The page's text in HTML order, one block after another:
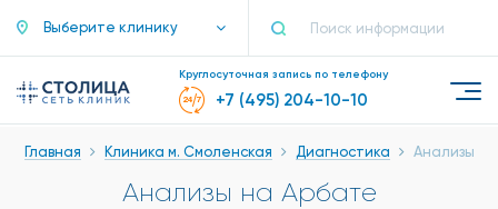
Выберите клинику
Круглосуточная запись по телефону
+7 (495) 204-10-10
Главная Клиника м. Смоленская Диагностика Анализы
Анализы на Арбате